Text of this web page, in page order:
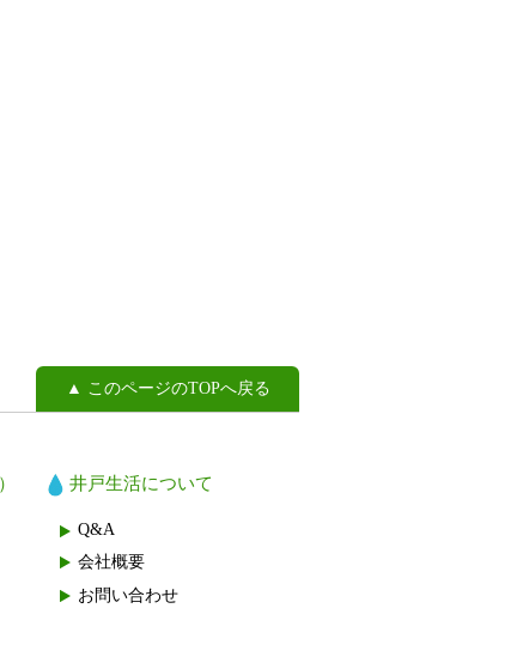
▲ このページのTOPへ戻る
井戸生活について
Q&A
会社概要
お問い合わせ